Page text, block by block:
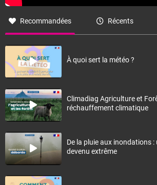
Recommandées Récents
À quoi sert la météo ?
Climadiag Agriculture et
réchauffement climatique
De la pluie aux inondations
devenu extrême